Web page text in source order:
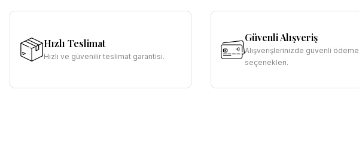
Hızlı Teslimat
Hızlı ve güvenilir teslimat garantisi.
Güvenli Alışveriş
Alışverişlerinizde güvenli ödeme
seçenekleri.